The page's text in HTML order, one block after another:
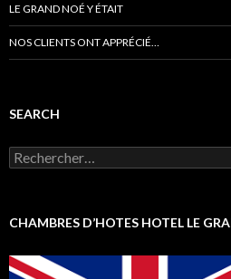
LE GRAND NOÉ Y ÉTAIT
NOS CLIENTS ONT APPRÉCIÉ…
SEARCH
Rechercher :
CHAMBRES D’HOTES HOTEL LE